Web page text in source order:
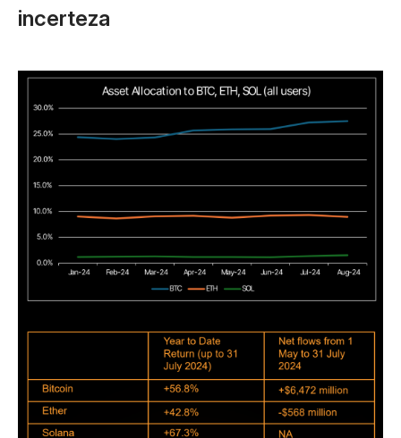
incerteza